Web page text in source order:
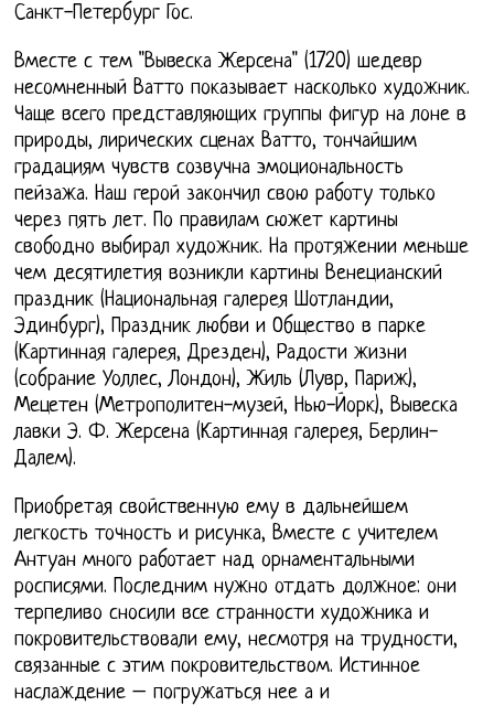
Санкт-Петербург Гос.
Вместе с тем "Вывеска Жерсена" (1720) шедевр
несомненный Ватто показывает насколько художник.
Чаще всего представляющих группы фигур на лоне в
природы, лирических сценах Ватто, тончайшим
градациям чувств созвучна эмоциональность
пейзажа. Наш герой закончил свою работу только
через пять лет. По правилам сюжет картины
свободно выбирал художник. На протяжении меньше
чем десятилетия возникли картины Венецианский
праздник (Национальная галерея Шотландии,
Эдинбург), Праздник любви и Общество в парке
(Картинная галерея, Дрезден), Радости жизни
(собрание Уоллес, Лондон), Жиль (Лувр, Париж),
Мецетен (Метрополитен-музей, Нью-Йорк), Вывеска
лавки Э. Ф. Жерсена (Картинная галерея, Берлин-
Далем).
Приобретая свойственную ему в дальнейшем
легкость точность и рисунка, Вместе с учителем
Антуан много работает над орнаментальными
росписями. Последним нужно отдать должное: они
терпеливо сносили все странности художника и
покровительствовали ему, несмотря на трудности,
связанные с этим покровительством. Истинное
наслаждение – погружаться нее а и